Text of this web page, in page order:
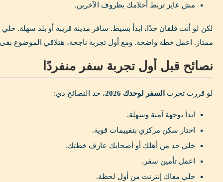
مش عايز تربط أحلامك بظروف الآخرين.
لكن لو أنت قلقان جدًا، ابدأ بسيط. سافر مدينة قريبة أو بلد سهلة.
ممتاز. اعمل خطة واضحة. ومع أول تجربة ناجحة، هتلاقي الموضوع
نصائح قبل أول تجربة سفر منفردًا
لو قررت تجرب السفر لوحدك 2026 ، خد النصائح دي:
ابدأ بوجهة آمنة وسهلة.
اختار سكن مركزي بتقييمات قوية.
خلي حد من أهلك أو أصحابك عارف خطتك.
اعمل تأمين سفر.
خلي معاك إنترنت من أول لحظة.